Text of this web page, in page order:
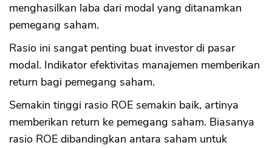
menghasilkan laba dari modal yang ditanamkan
pemegang saham.
Rasio ini sangat penting buat investor di pasar
modal. Indikator efektivitas manajemen memberikan
return bagi pemegang saham.
Semakin tinggi rasio ROE semakin baik, artinya
memberikan return ke pemegang saham. Biasanya
rasio ROE dibandingkan antara saham untuk